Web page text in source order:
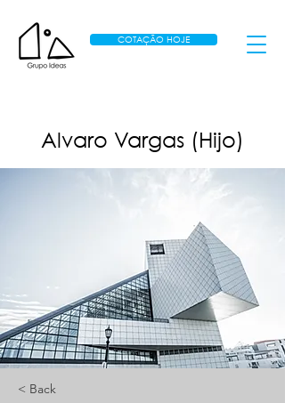
COTAÇÃO HOJE
Alvaro Vargas (Hijo)
< Back